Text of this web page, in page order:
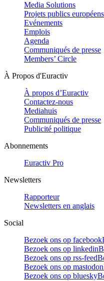
Media Solutions
Projets publics européens
Evénements
Emplois
Agenda
Communiqués de presse
Members’ Circle
À Propos d'Euractiv
À propos d’Euractiv
Contactez-nous
Mediahuis
Communiqués de presse
Publicité politique
Abonnements
Euractiv Pro
Newsletters
Rapporteur
Newsletters en anglais
Social
Bezoek ons op facebook
Bezoek ons op linkedin
Bezoek ons op rss-feed
Bezoek ons op mastodon
Bezoek ons op bluesky